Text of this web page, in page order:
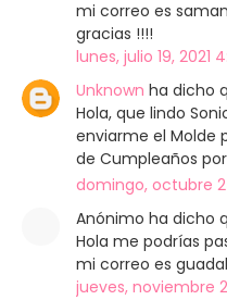
mi correo es
gracias !!!!
lunes, julio 19, 2021
Unknown ha dicho
Hola, que lindo
enviarme el Molde
de Cumpleaños
domingo, octubre
Anónimo ha dicho
Hola me podrías
mi correo es
jueves, noviembre